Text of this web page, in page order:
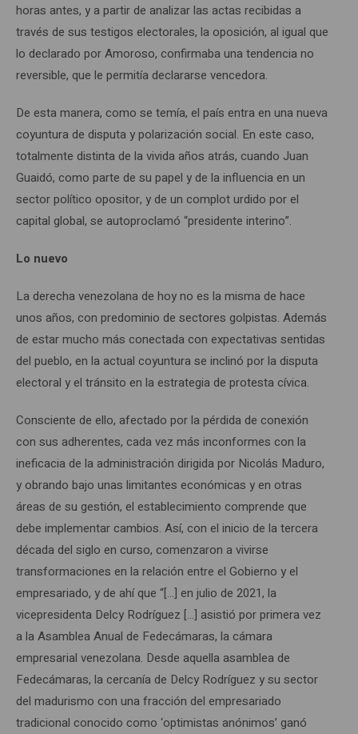
horas antes, y a partir de analizar las actas recibidas a
través de sus testigos electorales, la oposición, al igual que
lo declarado por Amoroso, confirmaba una tendencia no
reversible, que le permitía declararse vencedora.
De esta manera, como se temía, el país entra en una nueva
coyuntura de disputa y polarización social. En este caso,
totalmente distinta de la vivida años atrás, cuando Juan
Guaidó, como parte de su papel y de la influencia en un
sector político opositor, y de un complot urdido por el
capital global, se autoproclamó “presidente interino”.
Lo nuevo
La derecha venezolana de hoy no es la misma de hace
unos años, con predominio de sectores golpistas. Además
de estar mucho más conectada con expectativas sentidas
del pueblo, en la actual coyuntura se inclinó por la disputa
electoral y el tránsito en la estrategia de protesta cívica.
Consciente de ello, afectado por la pérdida de conexión
con sus adherentes, cada vez más inconformes con la
ineficacia de la administración dirigida por Nicolás Maduro,
y obrando bajo unas limitantes económicas y en otras
áreas de su gestión, el establecimiento comprende que
debe implementar cambios. Así, con el inicio de la tercera
década del siglo en curso, comenzaron a vivirse
transformaciones en la relación entre el Gobierno y el
empresariado, y de ahí que “[…] en julio de 2021, la
vicepresidenta Delcy Rodríguez […] asistió por primera vez
a la Asamblea Anual de Fedecámaras, la cámara
empresarial venezolana. Desde aquella asamblea de
Fedecámaras, la cercanía de Delcy Rodríguez y su sector
del madurismo con una fracción del empresariado
tradicional conocido como ‘optimistas anónimos’ ganó